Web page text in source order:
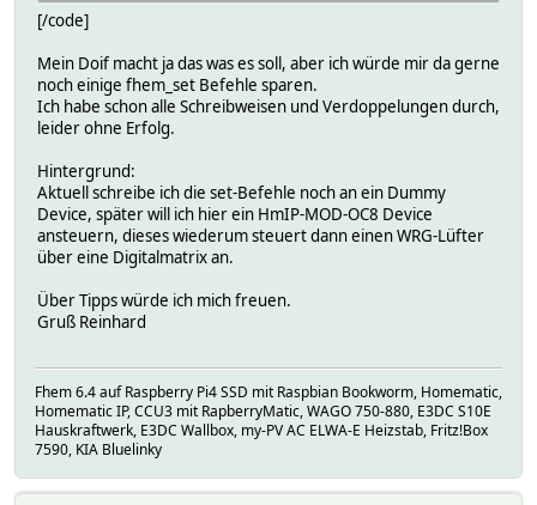
elsif ([$SELF:Betriebsart] eq "Auto") {\
fhem_set("du_Test Out_1 aus");;
}\
elsif ([$SELF:Betriebsart] eq "Badsteuerung") {\
}\
elsif ([$SELF:Betriebsart] eq "Nachtlüftung") {\
fhem_set("du_Test Out_1 aus");;
}\
attr di_Test DbLogExclude .*
attr di_Test readingList Betriebsart
attr di_Test setList
#
}
#
elsif ([$SELF:Betriebsart] eq "Gebläsestufe_1") {
#
fhem_set("du_Test Out_1 ein");
[/code]
Mein Doif macht ja das was es soll, aber ich würde mir da gerne
noch einige fhem_set Befehle sparen.
Ich habe schon alle Schreibweisen und Verdoppelungen durch,
leider ohne Erfolg.
Hintergrund:
Aktuell schreibe ich die set-Befehle noch an ein Dummy
Device, später will ich hier ein HmIP-MOD-OC8 Device
ansteuern, dieses wiederum steuert dann einen WRG-Lüfter
über eine Digitalmatrix an.
Über Tipps würde ich mich freuen.
Gruß Reinhard
Fhem 6.4 auf Raspberry Pi4 SSD mit Raspbian Bookworm, Homematic,
Homematic IP, CCU3 mit RapberryMatic, WAGO 750-880, E3DC S10E
Hauskraftwerk, E3DC Wallbox, my-PV AC ELWA-E Heizstab, Fritz!Box
7590, KIA Bluelinky